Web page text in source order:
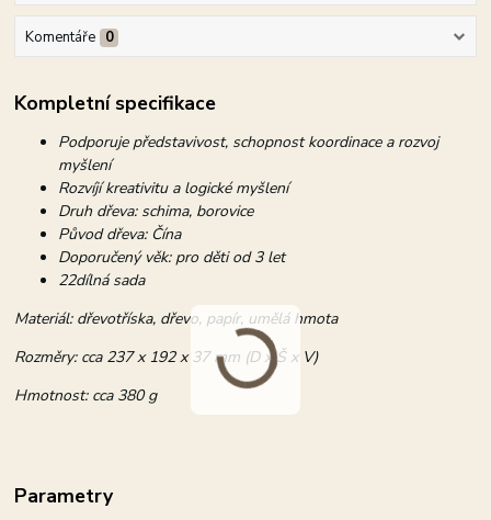
Komentáře 0
Kompletní specifikace
Podporuje představivost, schopnost koordinace a rozvoj
myšlení
Rozvíjí kreativitu a logické myšlení
Druh dřeva: schima, borovice
Původ dřeva: Čína
Doporučený věk: pro děti od 3 let
22dílná sada
Materiál: dřevotříska, dřevo, papír, umělá hmota
Rozměry: cca 237 x 192 x 37 mm (D x Š x V)
Hmotnost: cca 380 g
Parametry